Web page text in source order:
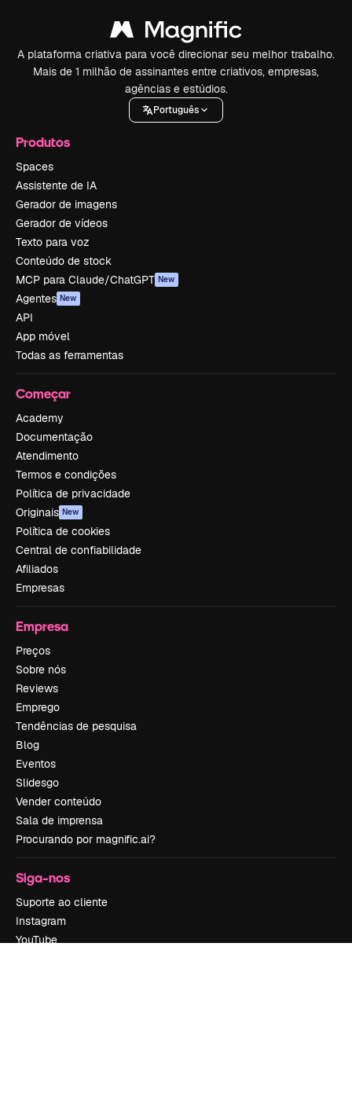
A plataforma criativa para você direcionar seu melhor trabalho.
Mais de 1 milhão de assinantes entre criativos, empresas,
agências e estúdios.
Português
Produtos
Spaces
Assistente de IA
Gerador de imagens
Gerador de vídeos
Texto para voz
Conteúdo de stock
MCP para Claude/ChatGPT New
Agentes New
API
App móvel
Todas as ferramentas
Começar
Academy
Documentação
Atendimento
Termos e condições
Política de privacidade
Originais New
Política de cookies
Central de confiabilidade
Afiliados
Empresas
Empresa
Preços
Sobre nós
Reviews
Emprego
Tendências de pesquisa
Blog
Eventos
Slidesgo
Vender conteúdo
Sala de imprensa
Procurando por magnific.ai?
Siga-nos
Suporte ao cliente
Instagram
YouTube